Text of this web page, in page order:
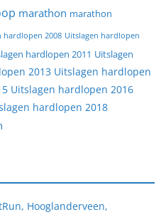
marathon marathon
hardlopen 2008 Uitslagen hardlopen
hardlopen 2011 Uitslagen
2013 Uitslagen hardlopen
Uitslagen hardlopen 2016
hardlopen 2018
Hooglanderveen,